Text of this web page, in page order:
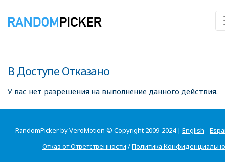
В Доступе Отказано
У вас нет разрешения на выполнение данного действия.
RandomPicker by VeroMotion © Copyright 2009-2024 | English -
Отказ от Ответственности /Политика